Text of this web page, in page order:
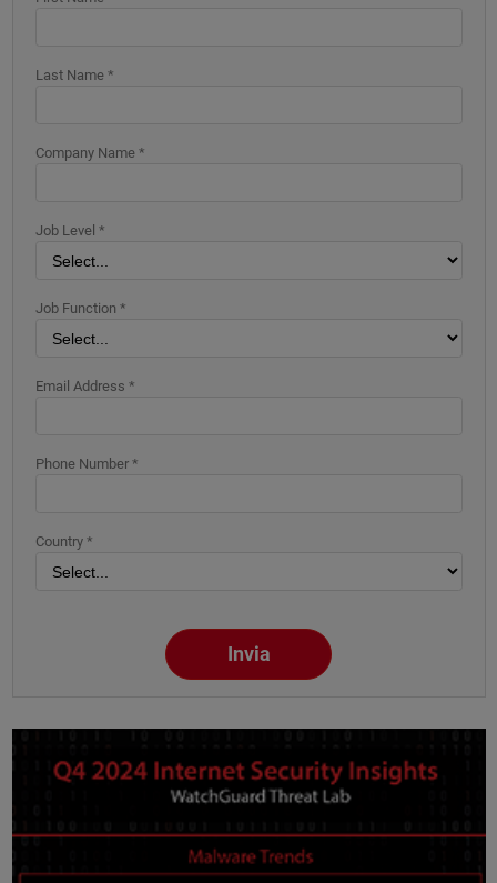
Last Name *
Company Name *
Job Level *
Job Function *
Email Address *
Phone Number *
Country *
Invia